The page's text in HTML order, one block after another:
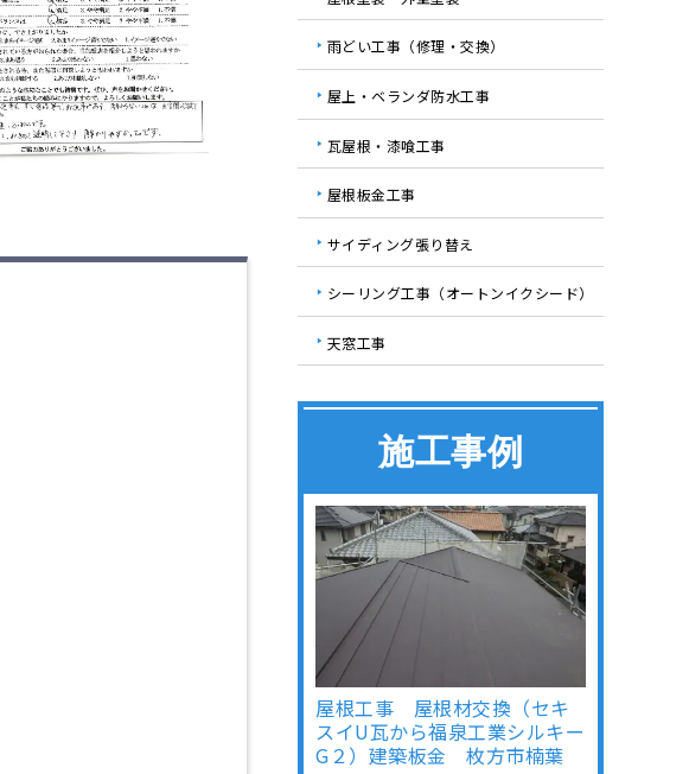
雨どい工事（修理・交換）
屋上・ベランダ防水工事
瓦屋根・漆喰工事
屋根板金工事
サイディング張り替え
シーリング工事（オートンイクシード）
天窓工事
施工事例
屋根工事 屋根材交換（セキ
スイU瓦から福泉工業シルキー
G２）建築板金 枚方市楠葉